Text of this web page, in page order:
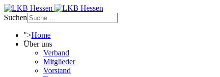
Suchen
">Home
Über uns
Verband
Mitglieder
Vorstand